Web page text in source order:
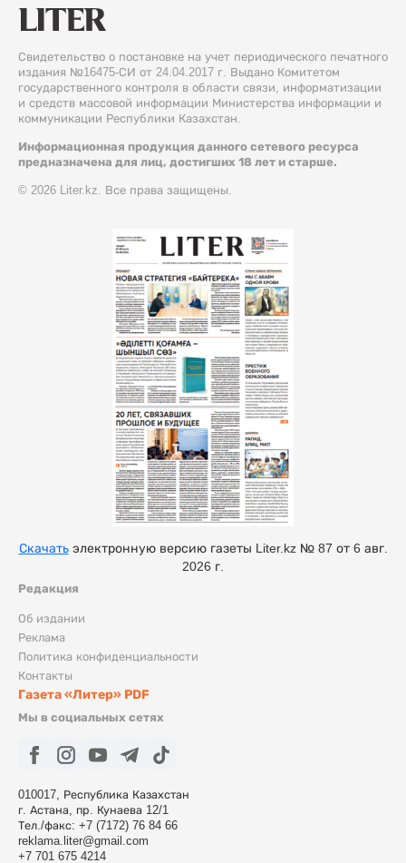
Свидетельство о постановке на учет периодического печатного
издания №16475-СИ от 24.04.2017 г. Выдано Комитетом
государственного контроля в области связи, информатизации
и средств массовой информации Министерства информации и
коммуникации Республики Казахстан.
Информационная продукция данного сетевого ресурса
предназначена для лиц, достигших 18 лет и старше.
© 2026 Liter.kz. Все права защищены.
Редакция
Об издании
Реклама
Политика конфиденциальности
Контакты
Газета «Литер» PDF
Мы в социальных сетях
010017, Республика Казахстан
г. Астана, пр. Кунаева 12/1
Тел./факс: +7 (7172) 76 84 66
reklama.liter@gmail.com
+7 701 675 4214
Скачатьэлектронную версию газеты Liter.kz № 87 от 6 авг.
2026 г.